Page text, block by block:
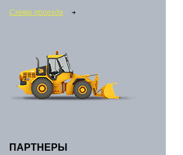
Схема проезда
ПАРТНЕРЫ